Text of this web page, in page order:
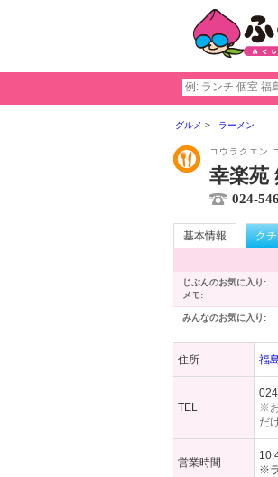
グルメ ラーメン
コウラクエン
幸楽苑
024-
基本情報 ク
じぶんのお気に入り:
メモ:
みんなのお気に入り:
住所 福
TEL
※
だ
営業時間
※